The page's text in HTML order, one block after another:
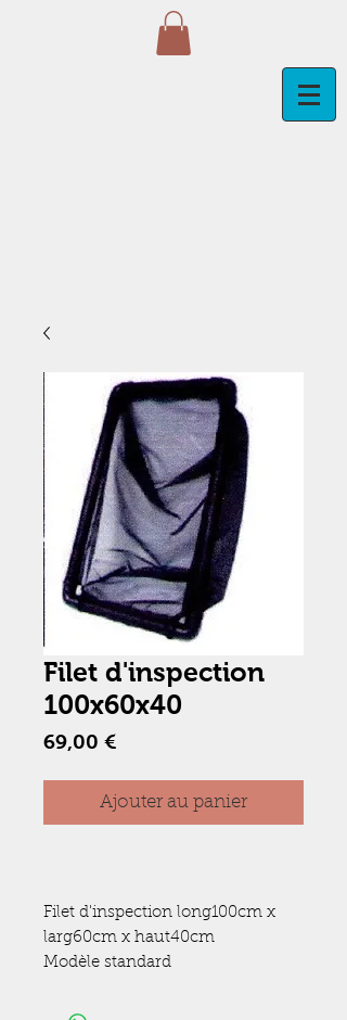
Filet d'inspection
100x60x40
69,00 €
Ajouter au panier
Filet d'inspection long100cm x
larg60cm x haut40cm
Modèle standard